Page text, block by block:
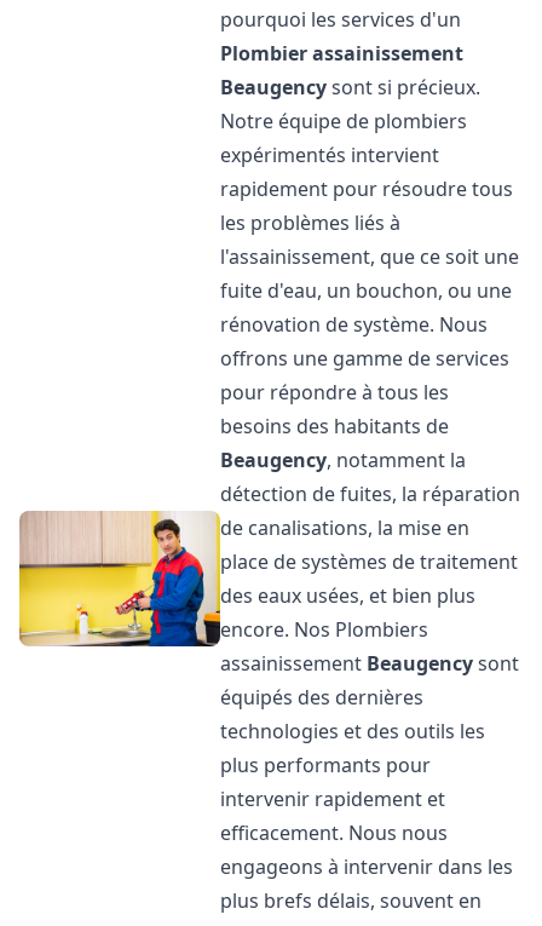
pourquoi les services d'un
Plombier assainissement
Beaugencysont si précieux.
Notre équipe de plombiers
expérimentés intervient
rapidement pour résoudre tous
les problèmes liés à
l'assainissement, que ce soit une
fuite d'eau, un bouchon, ou une
rénovation de système. Nous
offrons une gamme de services
pour répondre à tous les
besoins des habitants de
Beaugency, notamment la
détection de fuites, la réparation
de canalisations, la mise en
place de systèmes de traitement
des eaux usées, et bien plus
encore. Nos Plombiers
assainissement Beaugencysont
équipés des dernières
technologies et des outils les
plus performants pour
intervenir rapidement et
efficacement. Nous nous
engageons à intervenir dans les
plus brefs délais, souvent en